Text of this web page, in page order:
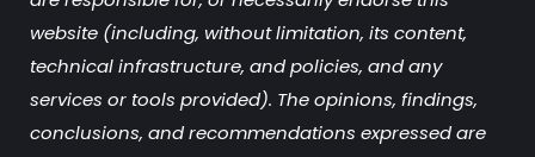
website (including, without limitation, its content,
technical infrastructure, and policies, and any
services or tools provided). The opinions, findings,
conclusions, and recommendations expressed are